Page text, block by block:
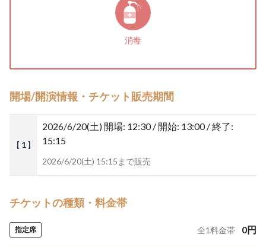
消毒
開場/開演情報・チケット販売期間
[ 1 ]
2026/6/20(土) 開場: 12:30 / 開始: 13:00 / 終了:
15:15
2026/6/20(土) 15:15まで販売
チケットの種類・料金帯
指定席 全1料金帯 0円